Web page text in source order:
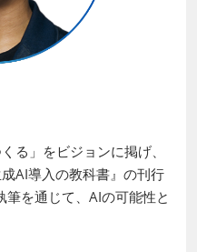
る」をビジョンに掲げ、
AI導入の教科書』の刊行
を通じて、AIの可能性と